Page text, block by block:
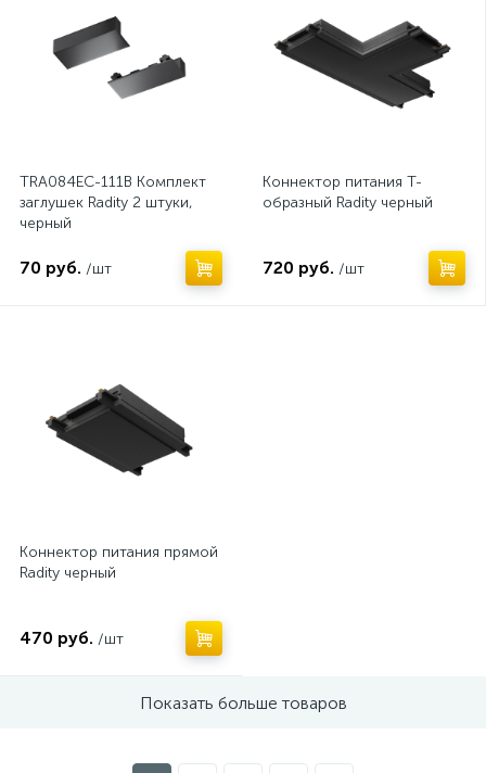
TRA084EC-111B Комплект
заглушек Radity 2 штуки,
черный
70 руб. /шт
Коннектор питания T-
образный Radity черный
720 руб. /шт
Коннектор питания прямой
Radity черный
470 руб. /шт
Показать больше товаров